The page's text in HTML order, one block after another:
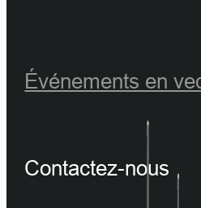
Événements en
Contactez-nous